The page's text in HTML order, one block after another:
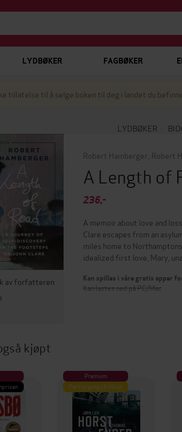
LYDBØKER FAGBØKER
tillatelse til å selge boken til deg i landet du
LYDBØKER
av forfatteren
Robert Hamberger Robert
A Length of
236,-
A memoir about love and
Clare escapes from an
miles home to
idealized first love, Mary,
Kan spilles i våre gratis apper
Kan lastes ned på PC/Mac
kjøpt
Premium
Første gang på tilbud